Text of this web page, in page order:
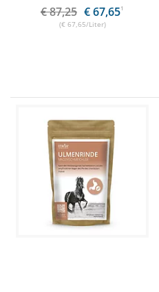
€ 87,25 € 67,651
(€ 67,65/Liter)